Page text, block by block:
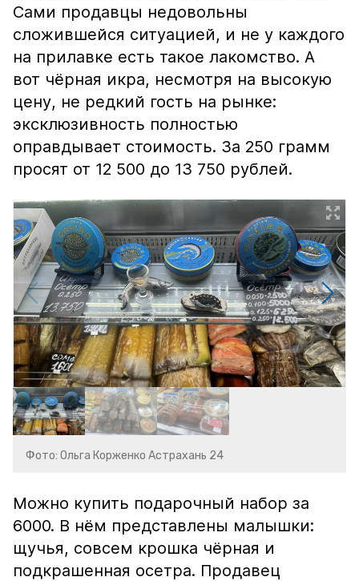
Сами продавцы недовольны
сложившейся ситуацией, и не у каждого
на прилавке есть такое лакомство. А
вот чёрная икра, несмотря на высокую
цену, не редкий гость на рынке:
эксклюзивность полностью
оправдывает стоимость. За 250 грамм
просят от 12 500 до 13 750 рублей.
Фото: Ольга Корженко Астрахань 24
Можно купить подарочный набор за
6000. В нём представлены малышки:
щучья, совсем крошка чёрная и
подкрашенная осетра. Продавец